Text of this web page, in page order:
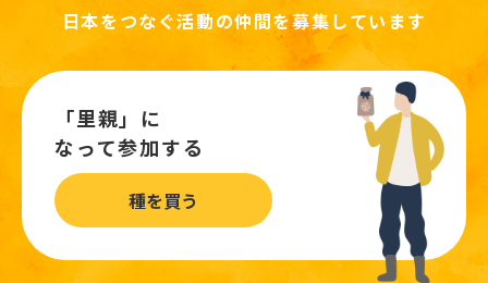
日本をつなぐ活動の仲間を募集しています
「里親」に
なって参加する
種を買う